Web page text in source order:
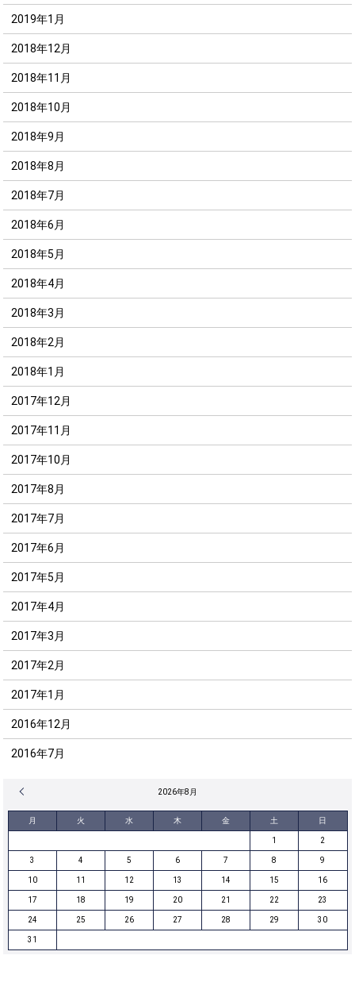
2019年1月
2018年12月
2018年11月
2018年10月
2018年9月
2018年8月
2018年7月
2018年6月
2018年5月
2018年4月
2018年3月
2018年2月
2018年1月
2017年12月
2017年11月
2017年10月
2017年8月
2017年7月
2017年6月
2017年5月
2017年4月
2017年3月
2017年2月
2017年1月
2016年12月
2016年7月
2026年8月
月 火 水 木 金 土 日
1 2
3 4 5 6 7 8 9
10 11 12 13 14 15 16
17 18 19 20 21 22 23
24 25 26 27 28 29 30
31